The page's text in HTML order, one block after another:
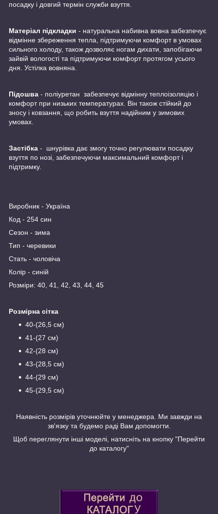
посадку і довгий термін служби взуття.
Матеріал підкладки - натуральна набивна вовна забезпечує
відмінне збереження тепла, підтримуючи комфорт в умовах
сильного холоду, також дозволяє ногам дихати, запобігаючи
зайвій вологості та підтримуючи комфорт протягом усього
дня. Устілка вовняна.
Підошва - поліуретан забезпечує відмінну теплоізоляцію і
комфорт при низьких температурах. Він також стійкий до
зносу і ковзання, що робить взуття надійним у зимових
умовах.
Застібка - шнурівка дає змогу точно регулювати посадку
взуття по нозі, забезпечуючи максимальний комфорт і
підтримку.
Виробник - Україна
Код - 254 син
Сезон - зима
Тип - черевики
Стать - чоловіча
Колір - синій
Розміри: 40, 41, 42, 43, 44, 45
Розмірна сітка
40-(26,5 см)
41-(27 см)
42-(28 см)
43-(28,5 см)
44-(29 см)
45-(29,5 см)
Наявність розмірів уточнюйте у менеджера. Ми завжди на
зв'язку та будемо раді Вам допомогти.
Щоб переглянути інші моделі, натисніть на кнопку "Перейти
до каталогу"